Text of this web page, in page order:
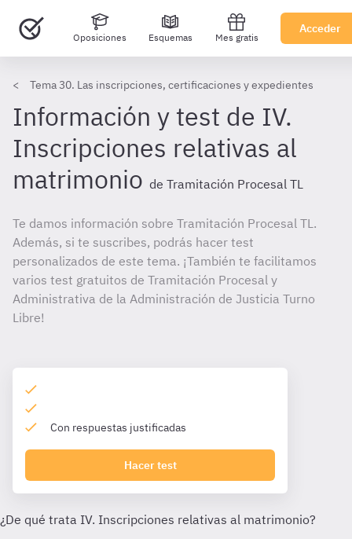
Oposiciones Esquemas Mes gratis
Acceder
Tema 30. Las inscripciones, certificaciones y expedientes
Información y test de IV.
Inscripciones relativas al
matrimonio de Tramitación Procesal TL
Te damos información sobre Tramitación Procesal TL.
Además, si te suscribes, podrás hacer test
personalizados de este tema. ¡También te facilitamos
varios test gratuitos de Tramitación Procesal y
Administrativa de la Administración de Justicia Turno
Libre!
Con respuestas justificadas
Hacer test